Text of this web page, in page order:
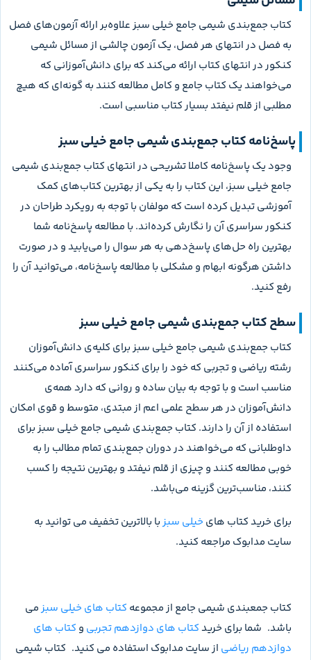
کتاب جمع‌بندی شیمی جامع خیلی سبز علاوه‌بر ارائه آزمون‌های فصل
به فصل در انتهای هر فصل، یک آزمون چالشی از مسائل شیمی
کنکور در انتهای کتاب ارائه می‌کند که برای دانش‌آموزانی که
می‌خواهند یک کتاب جامع و کامل مطالعه کنند به گونه‌ای که هیچ
مطلبی از قلم نیفتد بسیار کتاب مناسبی است.
پاسخ‌نامه کتاب جمع‌بندی شیمی جامع خیلی سبز
وجود یک پاسخ‌نامه کاملا تشریحی در انتهای کتاب جمع‌بندی شیمی
جامع خیلی سبز، این‌ کتاب را به یکی از بهترین کتاب‌های کمک
آموزشی تبدیل کرده است که مولفان با توجه به رویکرد طراحان در
کنکور سراسری آن را نگارش کرده‌اند. با مطالعه پاسخ‌نامه شما
بهترین راه حل‌های پاسخ‌دهی به هر سوال را می‌یابید و در صورت
داشتن هرگونه ابهام و مشکلی با مطالعه پاسخ‌نامه، می‌توانید آن را
رفع کنید.
سطح کتاب جمع‌بندی شیمی جامع خیلی سبز
کتاب جمع‌بندی شیمی جامع خیلی سبز برای کلیه‌ی دانش‌آموزان
رشته ریاضی و تجربی که خود را برای کنکور سراسری آماده می‌کنند
مناسب است و با توجه به بیان ساده و روانی که دارد همه‌ی
دانش‌آموزان در هر سطح علمی اعم از مبتدی، متوسط و قوی امکان
استفاده از آن را دارند. کتاب جمع‌بندی شیمی جامع خیلی سبز برای
داوطلبانی که می‌خواهند در دوران جمع‌بندی تمام مطالب را به
خوبی مطالعه کنند و چیزی از قلم نیفتد و بهترین نتیجه را کسب
کنند، مناسب‌ترین گزینه می‌باشد.
برای خرید کتاب های خیلی سبزبا بالاترین تخفیف می توانید به
سایت مدابوک مراجعه کنید.
کتاب جمعبندی شیمی جامع از مجموعه کتاب های خیلی سبزمی
باشد. شما برای خریدکتاب های دوازدهم تجربی و کتاب های
دوازدهم ریاضی از سایت مدابوک استفاده می کنید. کتاب شیمی